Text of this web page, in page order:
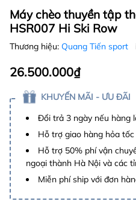
Máy chèo thuyền tập
HSR007 Hi Ski Row
Thương hiệu: Quang Tiến sport
26.500.000₫
KHUYẾN MÃI - ƯU ĐÃI
Đổi trả 3 ngày nếu hàng
Hỗ trợ giao hàng hỏa
Hỗ trợ 50% phí vận
ngoại thành Hà Nội và các
Miễn phí ship với đơn